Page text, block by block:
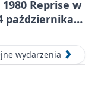
Reprise w
października
wydarzenia